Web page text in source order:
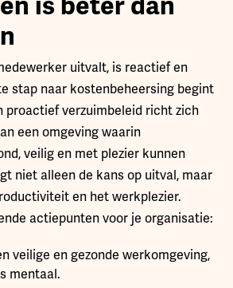
uitvalt, is reactief en
stap naar kostenbeheersing begint
proactief verzuimbeleid richt zich
een omgeving waarin
veilig en met plezier kunnen
niet alleen de kans op uitval, maar
en het werkplezier.
actiepunten voor je organisatie:
veilige en gezonde werkomgeving,
mentaal.